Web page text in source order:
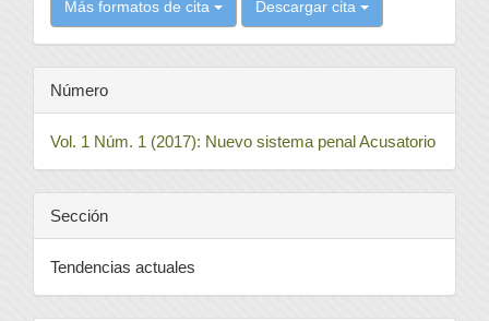
Más formatos de cita Descargar cita
Número
Vol. 1 Núm. 1 (2017): Nuevo sistema penal Acusatorio
Sección
Tendencias actuales